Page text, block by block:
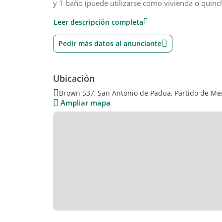
y 1 baño (puede utilizarse como vivienda o
algunas terminaciones menores que se
exterior, el baño de planta alta, colocar
estilo es acorde al entorno. Amplio fondo con
Leer descripción completa
Pedir más datos al anunciante
Ubicación
Brown 537, San Antonio de Padua, Partido de
Ampliar mapa